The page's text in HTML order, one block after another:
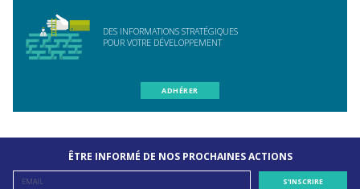
DES INFORMATIONS STRATÉGIQUES
POUR VOTRE DÉVELOPPEMENT
ADHÉRER
ÊTRE INFORMÉ DE NOS PROCHAINES ACTIONS